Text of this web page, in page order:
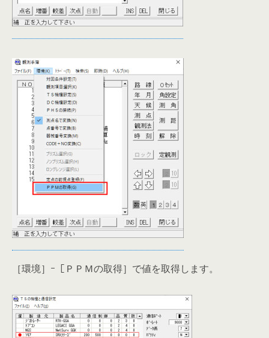
［環境］ｰ［ＰＰＭの取得］で値を取得します。